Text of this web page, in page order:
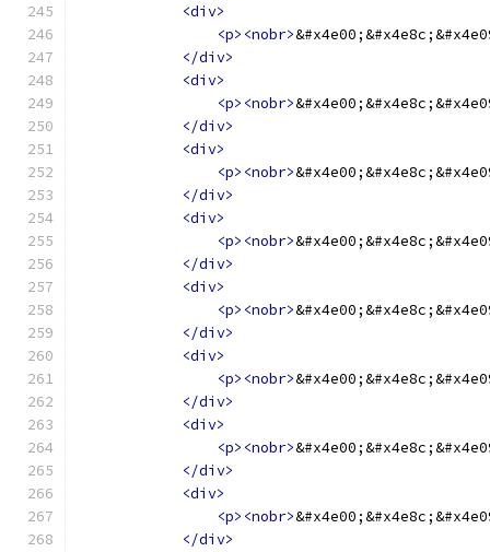
<div>
<p><nobr>
</div>
<div>
<p><nobr>
</div>
<div>
<p><nobr>
</div>
<div>
<p><nobr>
</div>
<div>
<p><nobr>
</div>
<div>
<p><nobr>
</div>
<div>
<p><nobr>
</div>
<div>
<p><nobr>
</div>